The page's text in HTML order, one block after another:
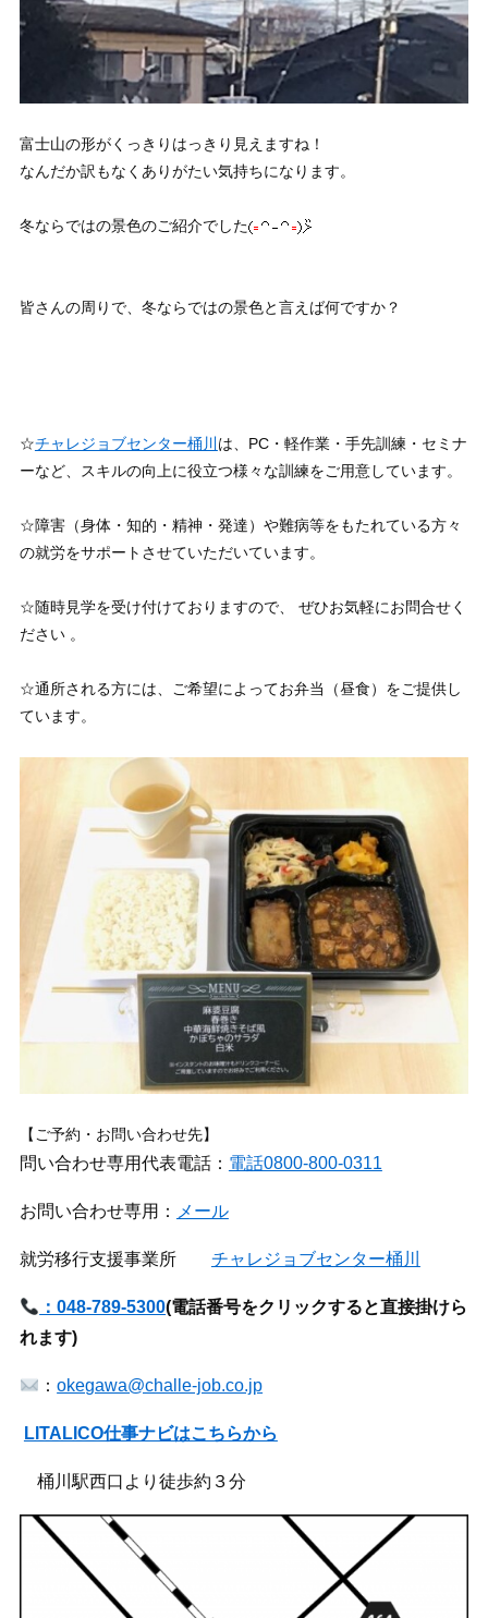
富士山の形がくっきりはっきり見えますね！
なんだか訳もなくありがたい気持ちになります。
冬ならではの景色のご紹介でした
皆さんの周りで、冬ならではの景色と言えば何ですか？
☆チャレジョブセンター桶川 は、PC・軽作業・手先訓練・セミナ
ーなど、スキルの向上に役立つ様々な訓練をご用意しています。
☆障害（身体・知的・精神・発達）や難病等をもたれている方々
の就労をサポートさせていただいています。
☆随時見学を受け付けておりますので、 ぜひお気軽にお問合せく
ださい 。
☆通所される方には、ご希望によってお弁当（昼食）をご提供し
ています。
【ご予約・お問い合わせ先】
問い合わせ専用代表電話： 電話0800-800-0311
お問い合わせ専用： メール
就労移行支援事業所 チャレジョブセンター桶川
：048-789-5300(電話番号をクリックすると直接掛けら
れます)
：okegawa@challe-job.co.jp
LITALICO仕事ナビはこちらから
桶川駅西口より徒歩約３分